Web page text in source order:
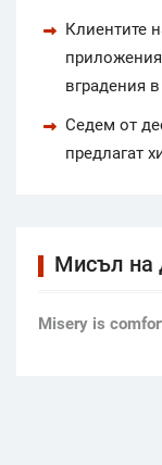
Клиентите
вградения
Седем от
предлагат
Мисъл на
Мisery is